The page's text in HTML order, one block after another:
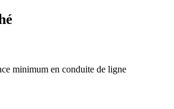
minimum en conduite de ligne